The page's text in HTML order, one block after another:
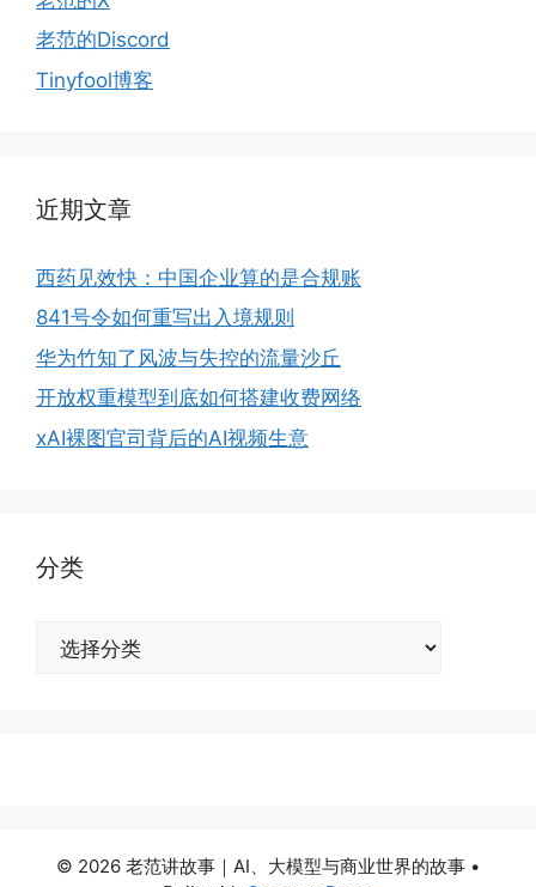
老范的Discord
Tinyfool博客
近期文章
西药见效快：中国企业算的是合规账
841号令如何重写出入境规则
华为竹知了风波与失控的流量沙丘
开放权重模型到底如何搭建收费网络
xAI裸图官司背后的AI视频生意
分类
© 2026 老范讲故事｜AI、大模型与商业世界的故事 •